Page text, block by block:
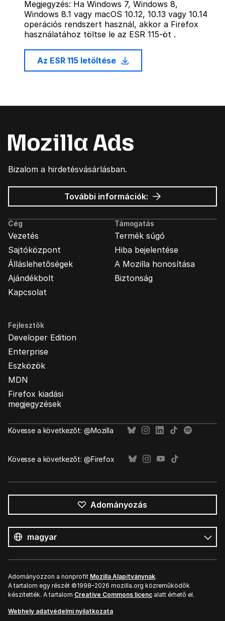
Megjegyzés: Ha Windows 7, Windows 8,
Windows 8.1 vagy macOS 10.12, 10.13 vagy 10.14
operációs rendszert használ, akkor a Firefox
használatához töltse le az ESR 115-öt .
Az ESR 115 letöltése
Bizalom a hirdetésvásárlásban.
További információk: Mozilla
hirdetések
Cég
Vezetés
Sajtóközpont
Álláslehetőségek
Ajándékbolt
Kapcsolat
Támogatás
Termék súgó
Hiba bejelentése
A Mozilla honosítása
Biztonság
Fejlesztők
Developer Edition
Enterprise
Eszközök
MDN
Firefox kiadási
megjegyzések
Kövesse a következőt: @Mozilla
Kövesse a következőt: @Firefox
Adományozás
nyelv
Nyelv
Adományozzon a nonprofit Mozilla Alapítványnak.
A tartalom egy részét ©1998–2026 mozilla.org közreműködők
készítették. A tartalom Creative Commons licenc alatt érhető el.
Webhely adatvédelmi nyilatkozata